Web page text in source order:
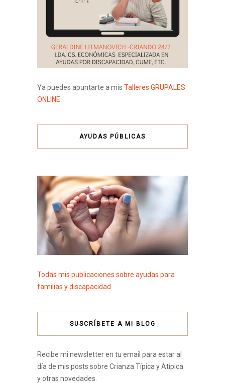
Ya puedes apuntarte a mis Talleres GRUPALES
ONLINE
AYUDAS PÚBLICAS
Todas mis publicaciones sobre ayudas para
familias y discapacidad
SUSCRÍBETE A MI BLOG
Recibe mi newsletter en tu email para estar al
día de mis posts sobre Crianza Típica y Atípica
y otras novedades.